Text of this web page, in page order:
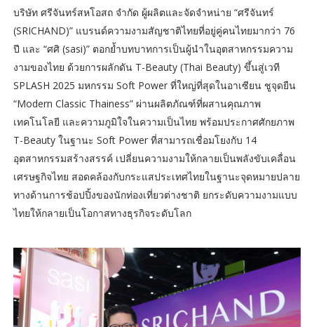
บริษัท ศรีจันทร์สหโอสถ จำกัด ผู้ผลิตและจัดจำหน่าย “ศรีจันทร์
(SRICHAND)” แบรนด์ความงามสัญชาติไทยที่อยู่คู่คนไทยมากว่า 76
ปี และ “ศศิ (sasi)” ตอกย้ำบทบาทการเป็นผู้นำในอุตสาหกรรมความ
งามของไทย ด้วยการผลักดัน T-Beauty (Thai Beauty) ขึ้นสู่เวที
SPLASH 2025 มหกรรม Soft Power ที่ใหญ่ที่สุดในอาเซียน ชูจุดยืน
“Modern Classic Thainess” ผ่านผลิตภัณฑ์ที่ผสานคุณภาพ
เทคโนโลยี และความภูมิใจในความเป็นไทย พร้อมประกาศศักยภาพ
T-Beauty ในฐานะ Soft Power ที่สามารถเชื่อมโยงกับ 14
อุตสาหกรรมสร้างสรรค์ เปลี่ยนความงามให้กลายเป็นพลังขับเคลื่อน
เศรษฐกิจไทย สอดคล้องกับกระแสประเทศไทยในฐานะจุดหมายปลาย
ทางด้านการช้อปปิ้งของนักท่องเที่ยวต่างชาติ ยกระดับความงามแบบ
ไทยให้กลายเป็นโอกาสทางธุรกิจระดับโลก